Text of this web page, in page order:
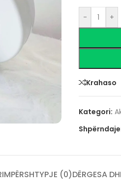
- +
Krahaso
Kategori:
PËRSHTYPJE (0)DËRGESA